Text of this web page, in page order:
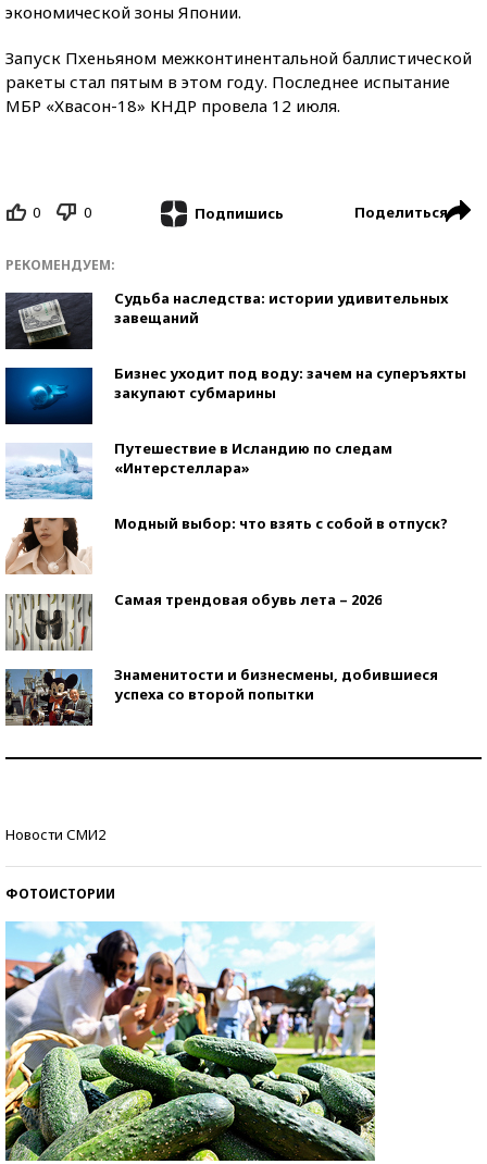
экономической зоны Японии.
Запуск Пхеньяном межконтинентальной баллистической
ракеты стал пятым в этом году. Последнее испытание
МБР «Хвасон-18» КНДР провела 12 июля.
0 0 Подпишись Поделиться
РЕКОМЕНДУЕМ:
Судьба наследства: истории удивительных
завещаний
Бизнес уходит под воду: зачем на суперъяхты
закупают субмарины
Путешествие в Исландию по следам
«Интерстеллара»
Модный выбор: что взять с собой в отпуск?
Самая трендовая обувь лета – 2026
Знаменитости и бизнесмены, добившиеся
успеха со второй попытки
Новости СМИ2
ФОТОИСТОРИИ